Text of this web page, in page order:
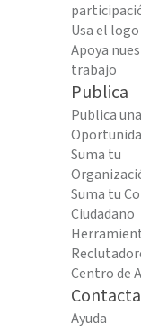
Usa el logo
Apoya
trabajo
Publica
Publica una
Suma tu
Suma tu
Ciudadano
Centro de
Ayuda